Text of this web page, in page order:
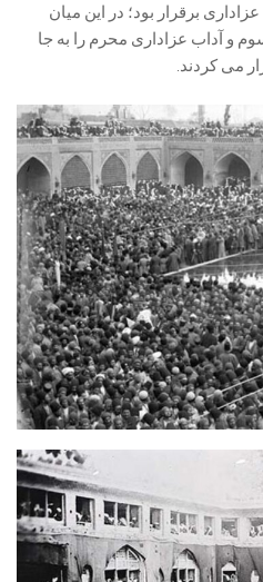
هیات مراسم عزاداری برقرار بود؛ در این میان
و آداب عزاداری محرم را به جا
می کردند.